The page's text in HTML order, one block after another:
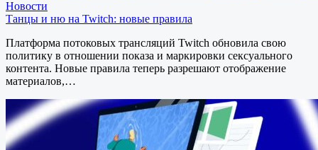
Новости
Танцы и ню на Twitch: новые правила
Платформа потоковых трансляций Twitch обновила свою
политику в отношении показа и маркировки сексуального
контента. Новые правила теперь разрешают отображение
материалов,…